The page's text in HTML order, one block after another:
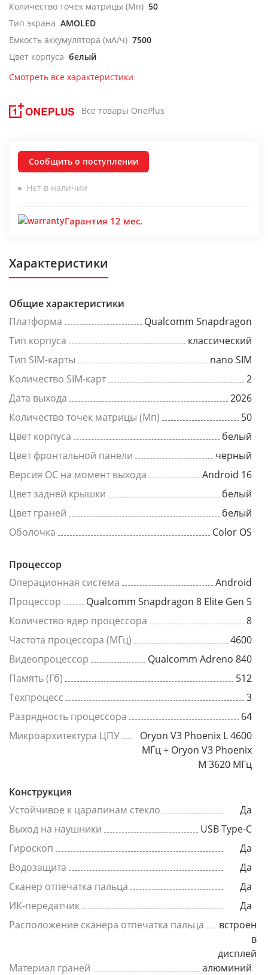
Количество точек матрицы (Мп) 50
Тип экрана AMOLED
Емкость аккумулятора (мА/ч) 7500
Цвет корпуса белый
Смотреть все характеристики
Все товары OnePlus
Сообщить о поступлении
Нет в наличии
Гарантия 12 мес.
Характеристики
Общие характеристики
Платформа
Qualcomm Snapdragon
Тип корпуса
классический
Тип SIM-карты
nano SIM
Количество SIM-карт
2
Дата выхода
2026
Количество точек матрицы (Мп)
50
Цвет корпуса
белый
Цвет фронтальной панели
черный
Версия ОС на момент выхода
Android 16
Цвет задней крышки
белый
Цвет граней
белый
Оболочка
Color OS
Процессор
Операционная система
Android
Процессор
Qualcomm Snapdragon 8 Elite Gen 5
Количество ядер процессора
8
Частота процессора (МГц)
4600
Видеопроцессор
Qualcomm Adreno 840
Память (Гб)
512
Техпроцесс
3
Разрядность процессора
64
Микроархитектура ЦПУ
Oryon V3 Phoenix L 4600
МГц + Oryon V3 Phoenix
M 3620 МГц
Конструкция
Устойчивое к царапинам стекло
Да
Выход на наушники
USB Type-C
Гироскоп
Да
Водозащита
Да
Сканер отпечатка пальца
Да
ИК-передатчик
Да
Расположение сканера отпечатка пальца
встроен
в
дисплей
Материал граней
алюминий